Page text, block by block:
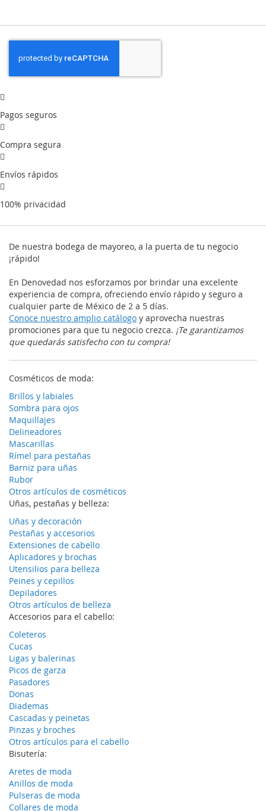
Pagos seguros
Compra segura
Envíos rápidos
100% privacidad
De nuestra bodega de mayoreo, a la puerta de tu negocio
¡rápido!
En Denovedad nos esforzamos por brindar una excelente
experiencia de compra, ofreciendo envío rápido y seguro a
cualquier parte de México de 2 a 5 días.
Conoce nuestro amplio catálogo y aprovecha nuestras
promociones para que tu negocio crezca. ¡Te garantizamos
que quedarás satisfecho con tu compra!
Cosméticos de moda:
Brillos y labiales
Sombra para ojos
Maquillajes
Delineadores
Mascarillas
Rímel para pestañas
Barniz para uñas
Rubor
Otros artículos de cosméticos
Uñas, pestañas y belleza:
Uñas y decoración
Pestañas y accesorios
Extensiones de cabello
Aplicadores y brochas
Utensilios para belleza
Peines y cepillos
Depiladores
Otros artículos de belleza
Accesorios para el cabello:
Coleteros
Cucas
Ligas y balerinas
Picos de garza
Pasadores
Donas
Diademas
Cascadas y peinetas
Pinzas y broches
Otros artículos para el cabello
Bisutería:
Aretes de moda
Anillos de moda
Pulseras de moda
Collares de moda